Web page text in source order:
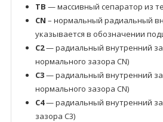
TB — массивный сепаратор из
CN – нормальный радиальный
указывается в обозначении
C2— радиальный внутренний
нормального зазора CN)
C3— радиальный внутренний
нормального зазора CN)
C4— радиальный внутренний
зазора C3)